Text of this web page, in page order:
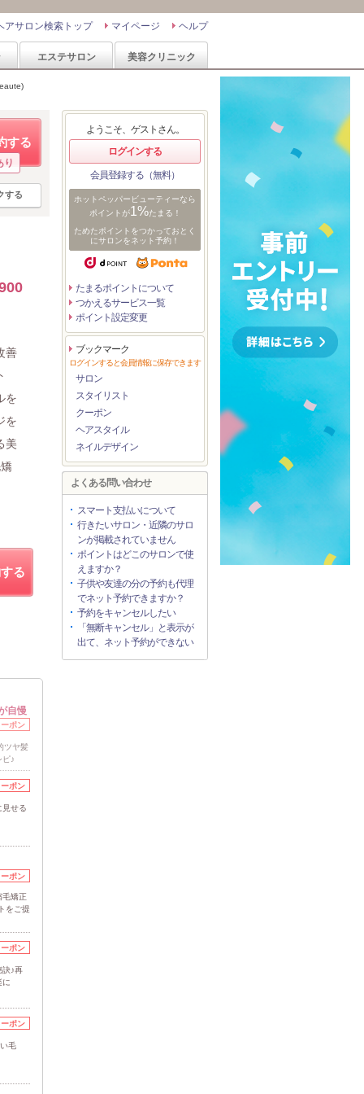
ヘルプ
マイページ
アサロン検索トップ
エステサロン 美容クリニック
する
り
する
善
を
を
美
る
自慢
ポン
ツヤ髪
♪
ポン
せる
ポン
毛矯正
をご提
ポン
訣♪再
に
ポン
毛
ようこそ、ゲストさん。
ログインする
会員登録する（無料）
ホットペッパービューティーなら
ポイントが1%たまる！
ためたポイントをつかっておとく
にサロンをネット予約！
たまるポイントについて
つかえるサービス一覧
ポイント設定変更
ブックマーク
ログインすると会員情報に保存できます
サロン
スタイリスト
クーポン
ヘアスタイル
ネイルデザイン
よくある問い合わせ
スマート支払いについて
行きたいサロン・近隣のサロ
ンが掲載されていません
ポイントはどこのサロンで使
えますか？
子供や友達の分の予約も代理
でネット予約できますか？
予約をキャンセルしたい
「無断キャンセル」と表示が
出て、ネット予約ができない